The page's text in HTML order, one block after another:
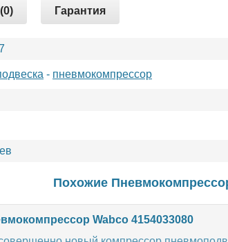
Гарантия
- пневмокомпрессор
Похожие
Wabco 4154033080